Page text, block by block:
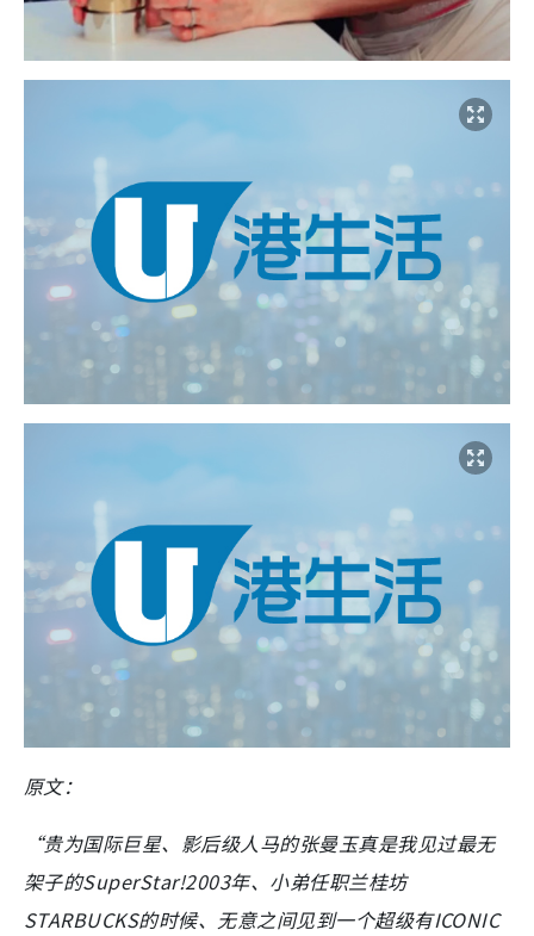
原文：
“贵为国际巨星、影后级人马的张曼玉真是我见过最无
架子的SuperStar!2003年、小弟任职兰桂坊
STARBUCKS的时候、无意之间见到一个超级有ICONIC